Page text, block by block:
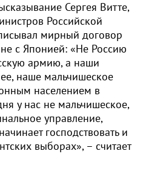
Сергея Витте,
Российской
мирный договор
с Японией: «Не Россию
армию, а наши
наше мальчишеское
населением в
у нас не мальчишеское,
управление,
господствовать и
выборах», – считает